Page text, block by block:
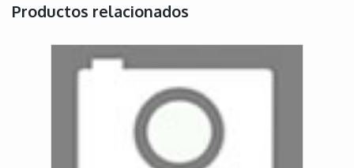
Productos relacionados